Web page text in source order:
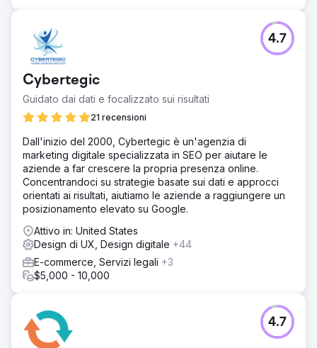
Cybertegic
Guidato dai dati e focalizzato sui risultati
21 recensioni
4.7
Dall'inizio del 2000, Cybertegic è un'agenzia di
marketing digitale specializzata in SEO per aiutare le
aziende a far crescere la propria presenza online.
Concentrandoci su strategie basate sui dati e approcci
orientati ai risultati, aiutiamo le aziende a raggiungere un
posizionamento elevato su Google.
Attivo in: United States
Design di UX, Design digitale +44
E-commerce, Servizi legali +3
$5,000 - 10,000
4.7